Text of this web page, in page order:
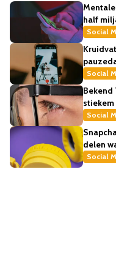
half
Social
Social
Bekend
Social
delen
Social